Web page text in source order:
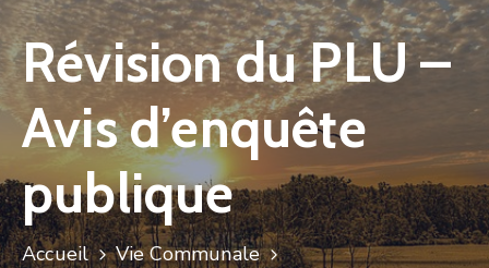
Tourisme
Manifestations
Vie
Municipale
Services
Jeunesse
Révision du PLU –
Avis d’enquête
publique
Accueil
Vie Communale